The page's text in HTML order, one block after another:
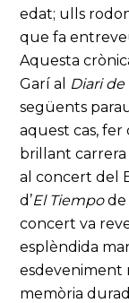
edat; ulls
que fa
Aquesta
Garí al Diari de
següents
aquest cas,
brillant carrera
al concert del
d’El Tiempode
concert va
esplèndida
esdeveniment
memòria